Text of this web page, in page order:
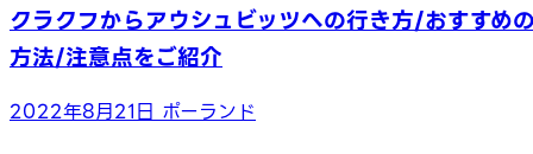
クラクフからアウシュビッツへの行き方/おすすめ
方法/注意点をご紹介
2022年8月21日 ポーランド